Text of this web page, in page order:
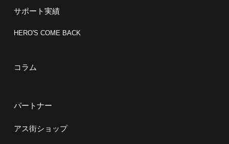
サポート実績
HERO'S COME BACK
コラム
パートナー
アス街ショップ